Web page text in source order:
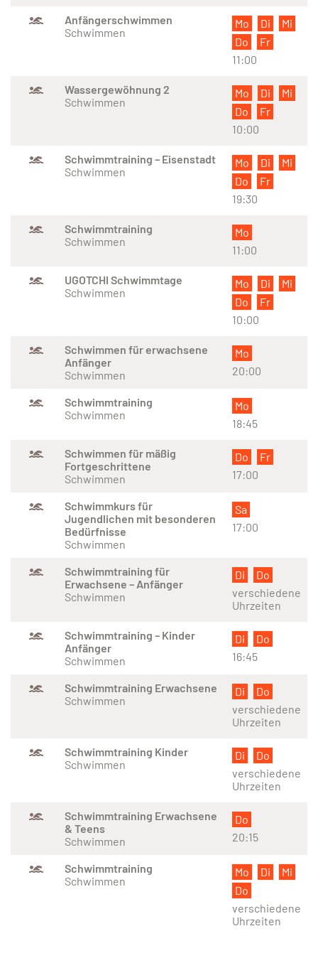
Anfängerschwimmen
Schwimmen
Mo Di
Mi
Do
Fr
11:00
Wassergewöhnung 2
Schwimmen
Mo Di
Mi
Do
Fr
10:00
Schwimmtraining – Eisenstadt
Schwimmen
Mo Di
Mi
Do
Fr
19:30
Schwimmtraining
Schwimmen
Mo
11:00
UGOTCHI Schwimmtage
Schwimmen
Mo Di
Mi
Do
Fr
10:00
Schwimmen für erwachsene
Anfänger
Schwimmen
Mo
20:00
Schwimmtraining
Schwimmen
Mo
18:45
Schwimmen für mäßig
Fortgeschrittene
Schwimmen
Do
Fr
17:00
Schwimmkurs für
Jugendlichen mit besonderen
Bedürfnisse
Schwimmen
Sa
17:00
Schwimmtraining für
Erwachsene – Anfänger
Schwimmen
Di
Do
verschiedene
Uhrzeiten
Schwimmtraining – Kinder
Anfänger
Schwimmen
Di
Do
16:45
Schwimmtraining Erwachsene
Schwimmen
Di
Do
verschiedene
Uhrzeiten
Schwimmtraining Kinder
Schwimmen
Di
Do
verschiedene
Uhrzeiten
Schwimmtraining Erwachsene
& Teens
Schwimmen
Do
20:15
Schwimmtraining
Schwimmen
Mo Di
Mi
Do
verschiedene
Uhrzeiten